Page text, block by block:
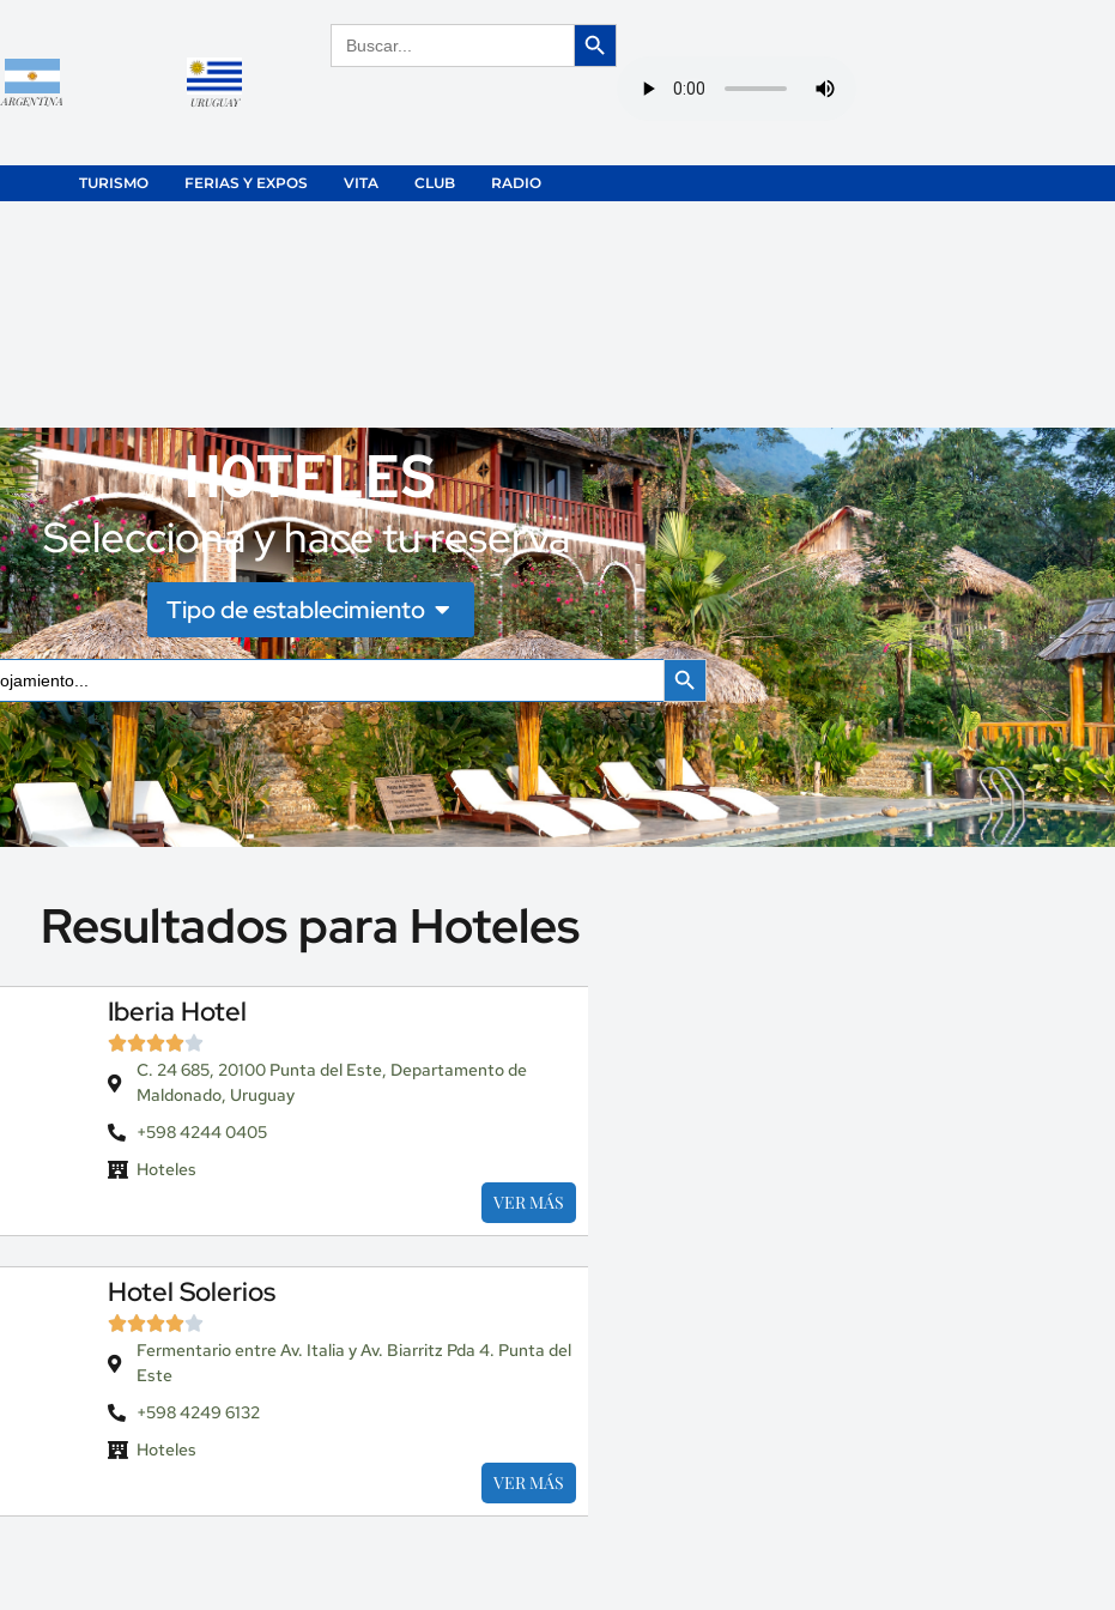
ARGENTINA URUGUAY
Buscar: Botón de búsqueda
TURISMO FERIAS Y EXPOS VITA CLUB RADIO
HOTELES
Selecciona y hace tu reserva
Tipo de establecimiento
Botón de búsqueda
Resultados para Hoteles
Iberia Hotel
C. 24 685, 20100 Punta del Este, Departamento de
Maldonado, Uruguay
+598 4244 0405
Hoteles
VER MÁS
Hotel Solerios
Fermentario entre Av. Italia y Av. Biarritz Pda 4. Punta del
Este
+598 4249 6132
Hoteles
VER MÁS